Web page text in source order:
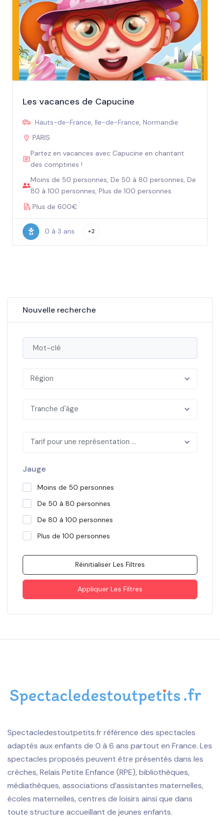
Les vacances de Capucine
Hauts-de-France, Ile-de-France, Normandie
PARIS
Partez en vacances avec Capucine en chantant
des comptines !
Moins de 50 personnes, De 50 à 80 personnes, De
80 à 100 personnes, Plus de 100 personnes
Plus de 600€
0 à 3 ans +2
Nouvelle recherche
Région
Tranche d'âge
Tarif pour une représentation ...
Jauge
Moins de 50 personnes
De 50 à 80 personnes
De 80 à 100 personnes
Plus de 100 personnes
Réinitialiser Les Filtres
Appliquer Les Filtres
Spectacledestoutpetits.fr référence des spectacles
adaptés aux enfants de 0 à 6 ans partout en France. Les
spectacles proposés peuvent être présentés dans les
crèches, Relais Petite Enfance (RPE), bibliothèques,
médiathèques, associations d’assistantes maternelles,
écoles maternelles, centres de loisirs ainsi que dans
toute structure accueillant de jeunes enfants.